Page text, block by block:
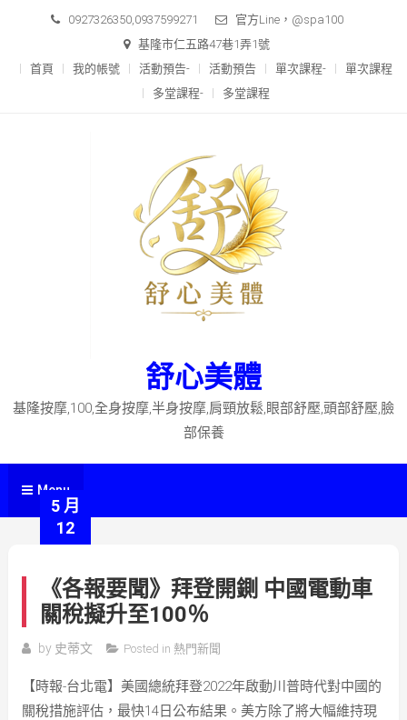
content
0927326350,0937599271
官方Line，@spa100
基隆市仁五路47巷1弄1號
首頁
我的帳號 活動預告- 活動預告 單次課程-
單次課程
多堂課程-
多堂課程
舒心美體
基隆按摩,100,全身按摩,半身按摩,肩頸放鬆,眼部舒壓,頭部舒壓,臉
部保養
Menu
5 月
12
《各報要聞》拜登開鍘 中國電動車
關稅擬升至100％
by 史蒂文 Posted in 熱門新聞
【時報-台北電】美國總統拜登2022年啟動川普時代對中國的
關稅措施評估，最快14日公布結果。美方除了將大幅維持現